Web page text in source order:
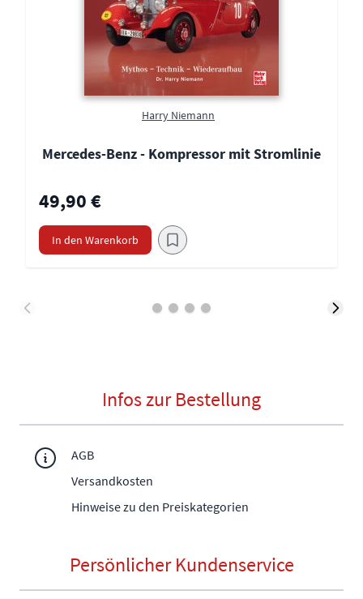
Harry Niemann
Mercedes-Benz - Kompressor mit Stromlinie
49,90 €
In den Warenkorb
Infos zur Bestellung
AGB
Versandkosten
Hinweise zu den Preiskategorien
Persönlicher Kundenservice